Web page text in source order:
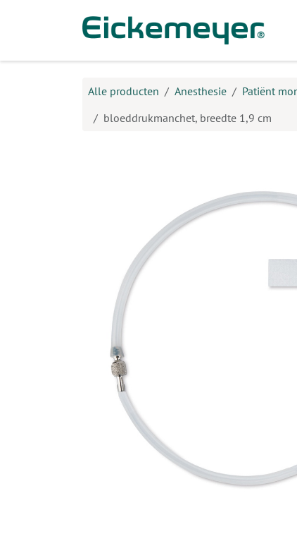
Alle producten Anesthesie
Patiënt
bloeddrukmanchet, breedte 1,9 cm